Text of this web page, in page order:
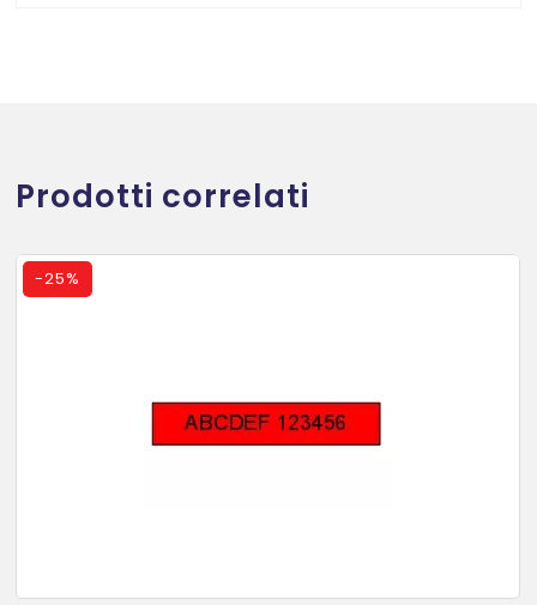
Prodotti correlati
-25%